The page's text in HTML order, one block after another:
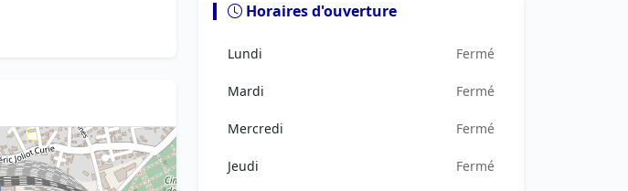
Horaires d'ouverture
Lundi Fermé
Mardi Fermé
Mercredi Fermé
Jeudi Fermé